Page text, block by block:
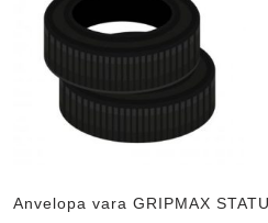
Anvelopa vara GRIPMAX